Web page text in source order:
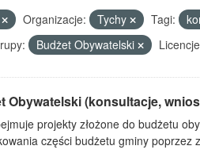
Organizacje: Tychy Tagi:
Budżet Obywatelski
Obywatelski (konsultacje,
projekty złożone do budżetu
części budżetu gminy poprzez